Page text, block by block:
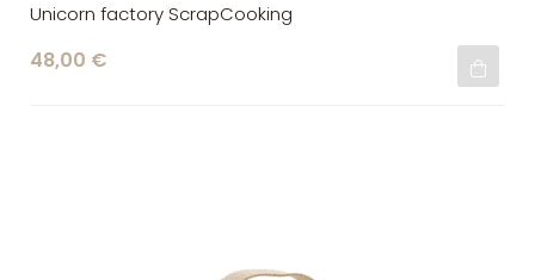
Unicorn factory ScrapCooking
48,00 €